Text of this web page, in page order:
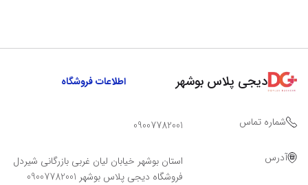
دیجی پلاس بوشهر اطلاعات فروشگاه
شماره تماس 09007782001
آدرس
استان بوشهر خیابان لیان غربی بازرگانی شیردل
فروشگاه دیجی پلاس بوشهر 09007782001